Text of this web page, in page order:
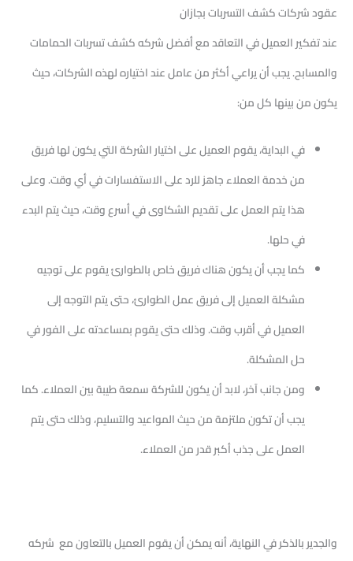
عقود شركات كشف التسربات بجازان
عند تفكير العميل في التعاقد مع أفضل شركه كشف تسربات الحمامات
والمسابح. يجب أن يراعي أكثر من عامل عند اختياره لهذه الشركات، حيث
يكون من بينها كل من:
في البداية، يقوم العميل على اختيار الشركة التي يكون لها فريق
من خدمة العملاء جاهز للرد على الاستفسارات في أي وقت. وعلى
هذا يتم العمل على تقديم الشكاوى في أسرع وقت، حيث يتم البدء
في حلها.
كما يجب أن يكون هناك فريق خاص بالطوارئ يقوم على توجيه
مشكلة العميل إلى فريق عمل الطوارئ، حتى يتم التوجه إلى
العميل في أقرب وقت. وذلك حتى يقوم بمساعدته على الفور في
حل المشكلة.
ومن جانب آخر، لابد أن يكون للشركة سمعة طيبة بين العملاء. كما
يجب أن تكون ملتزمة من حيث المواعيد والتسليم، وذلك حتى يتم
العمل على جذب أكبر قدر من العملاء.
والجدير بالذكر في النهاية، أنه يمكن أن يقوم العميل بالتعاون مع شركه